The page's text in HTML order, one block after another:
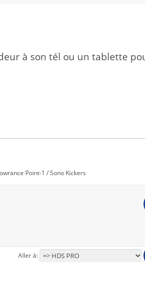
à son tél ou un tablette
Point-1 / Sono Kickers
Aller à